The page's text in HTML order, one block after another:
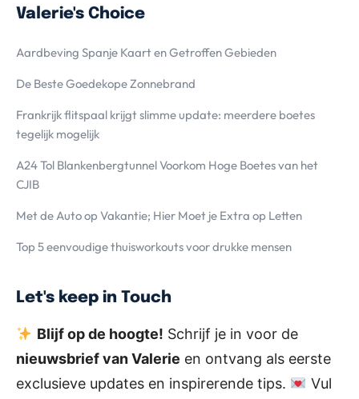
Valerie's Choice
Aardbeving Spanje Kaart en Getroffen Gebieden
De Beste Goedekope Zonnebrand
Frankrijk flitspaal krijgt slimme update: meerdere boetes
tegelijk mogelijk
A24 Tol Blankenbergtunnel Voorkom Hoge Boetes van het
CJIB
Met de Auto op Vakantie; Hier Moet je Extra op Letten
Top 5 eenvoudige thuisworkouts voor drukke mensen
Let's keep in Touch
Blijf op de hoogte! Schrijf je in voor de
nieuwsbrief van Valerie en ontvang als eerste
exclusieve updates en inspirerende tips.
Vul